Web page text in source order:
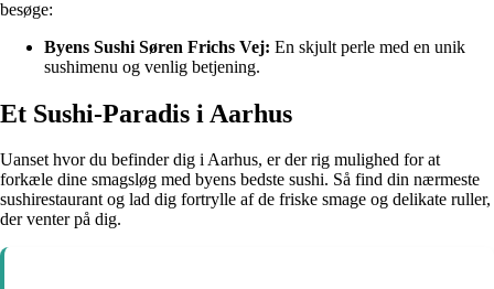
besøge:
Byens Sushi Søren Frichs Vej: En skjult perle med en unik
sushimenu og venlig betjening.
Et Sushi-Paradis i Aarhus
Uanset hvor du befinder dig i Aarhus, er der rig mulighed for at
forkæle dine smagsløg med byens bedste sushi. Så find din nærmeste
sushirestaurant og lad dig fortrylle af de friske smage og delikate ruller,
der venter på dig.